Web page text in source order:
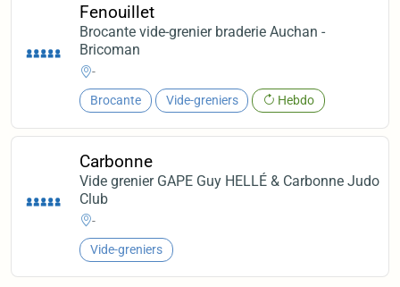
Fenouillet
Brocante vide-grenier braderie Auchan -
Bricoman
-
Brocante Vide-greniers Hebdo
Carbonne
Vide grenier GAPE Guy HELLÉ & Carbonne Judo
Club
-
Vide-greniers